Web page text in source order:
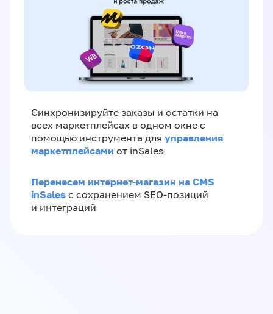
Синхронизируйте заказы и остатки на
всех маркетплейсах в одном окне с
помощью инструмента для управления
маркетплейсами от inSales
Перенесем интернет-магазин на CMS
inSales с сохранением SEO-позиций
и интеграций